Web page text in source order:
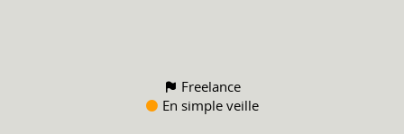
Freelance
En simple veille